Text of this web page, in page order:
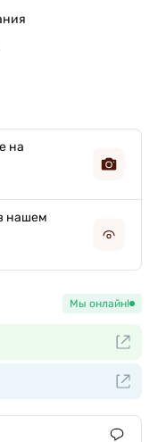
на
нашем
Мы онлайн!